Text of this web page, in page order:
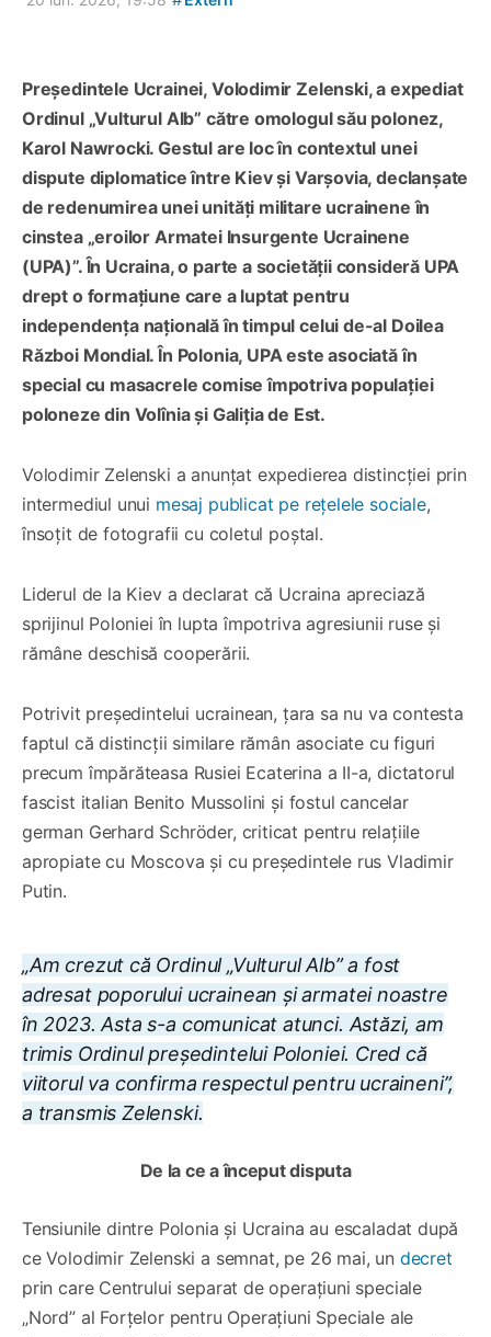
Președintele Ucrainei, Volodimir Zelenski, a expediat
Ordinul „Vulturul Alb” către omologul său polonez,
Karol Nawrocki. Gestul are loc în contextul unei
dispute diplomatice între Kiev și Varșovia, declanșate
de redenumirea unei unități militare ucrainene în
cinstea „eroilor Armatei Insurgente Ucrainene
(UPA)”. În Ucraina, o parte a societății consideră UPA
drept o formațiune care a luptat pentru
independența națională în timpul celui de-al Doilea
Război Mondial. În Polonia, UPA este asociată în
special cu masacrele comise împotriva populației
poloneze din Volînia și Galiția de Est.
Volodimir Zelenski a anunțat expedierea distincției prin
intermediul unui mesaj publicat pe rețelele sociale,
însoțit de fotografii cu coletul poștal.
Liderul de la Kiev a declarat că Ucraina apreciază
sprijinul Poloniei în lupta împotriva agresiunii ruse și
rămâne deschisă cooperării.
Potrivit președintelui ucrainean, țara sa nu va contesta
faptul că distincții similare rămân asociate cu figuri
precum împărăteasa Rusiei Ecaterina a II-a, dictatorul
fascist italian Benito Mussolini și fostul cancelar
german Gerhard Schröder, criticat pentru relațiile
apropiate cu Moscova și cu președintele rus Vladimir
Putin.
„Am crezut că Ordinul „Vulturul Alb” a fost
adresat poporului ucrainean și armatei noastre
în 2023. Asta s-a comunicat atunci. Astăzi, am
trimis Ordinul președintelui Poloniei. Cred că
viitorul va confirma respectul pentru ucraineni”,
a transmis Zelenski.
De la ce a început disputa
Tensiunile dintre Polonia și Ucraina au escaladat după
ce Volodimir Zelenski a semnat, pe 26 mai, un decret
prin care Centrului separat de operațiuni speciale
„Nord” al Forțelor pentru Operațiuni Speciale ale